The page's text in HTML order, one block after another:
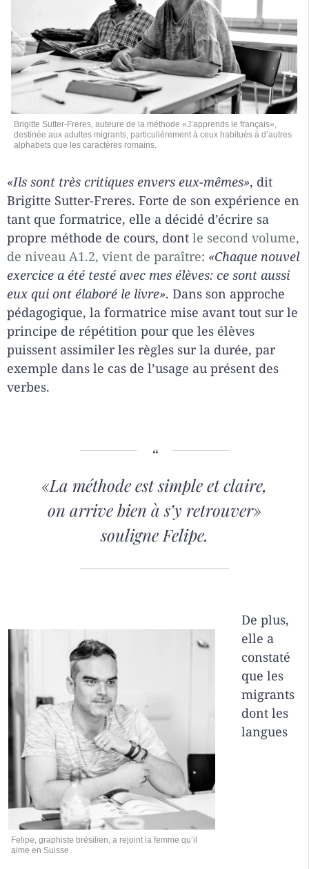
Brigitte Sutter-Freres, auteure de la méthode «J’apprends le français»,
destinée aux adultes migrants, particulièrement à ceux habitués à d’autres
alphabets que les caractères romains.
«Ils sont très critiques envers eux-mêmes», dit
Brigitte Sutter-Freres. Forte de son expérience en
tant que formatrice, elle a décidé d’écrire sa
propre méthode de cours, dont le second volume,
de niveau A1.2, vient de paraître: «Chaque nouvel
exercice a été testé avec mes élèves: ce sont aussi
eux qui ont élaboré le livre». Dans son approche
pédagogique, la formatrice mise avant tout sur le
principe de répétition pour que les élèves
puissent assimiler les règles sur la durée, par
exemple dans le cas de l’usage au présent des
verbes.
«La méthode est simple et claire,
on arrive bien à s’y retrouver»
souligne Felipe.
Felipe, graphiste brésilien, a rejoint la femme qu’il
aime en Suisse.
De plus,
elle a
constaté
que les
migrants
dont les
langues